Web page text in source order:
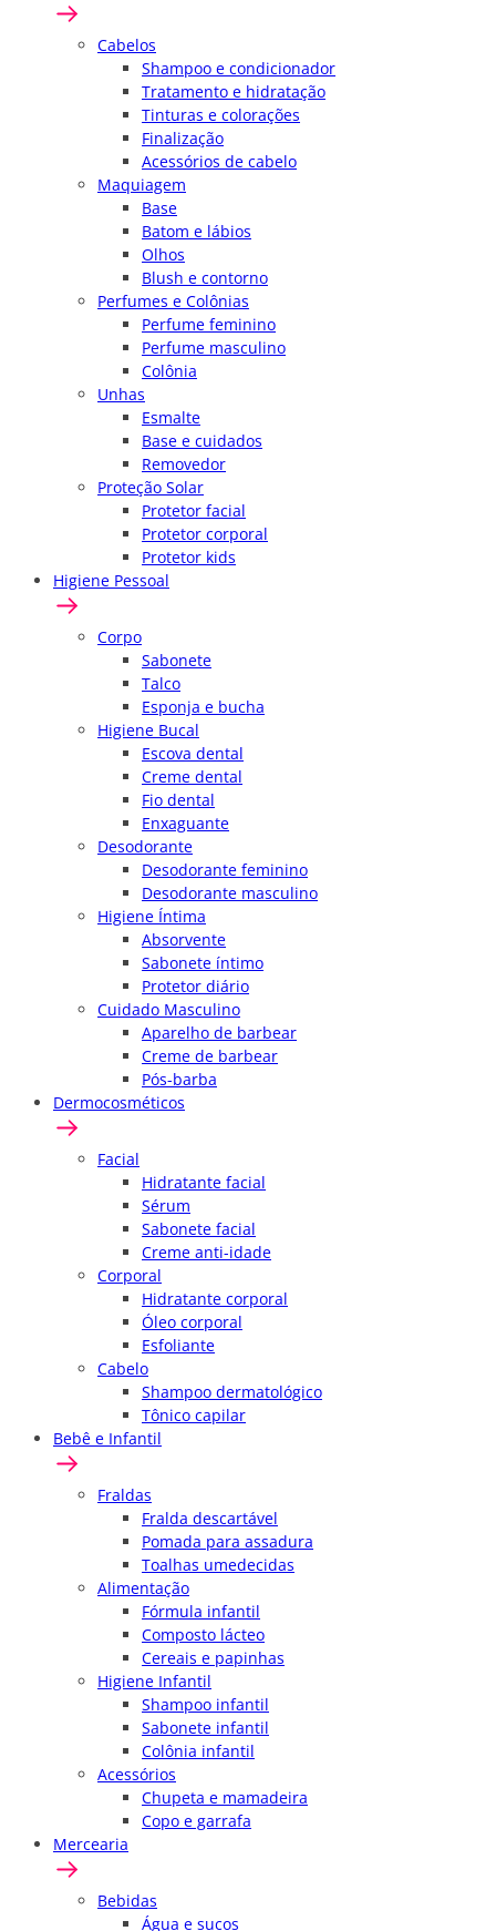
Cabelos
Shampoo e condicionador
Tratamento e hidratação
Tinturas e colorações
Finalização
Acessórios de cabelo
Maquiagem
Base
Batom e lábios
Olhos
Blush e contorno
Perfumes e Colônias
Perfume feminino
Perfume masculino
Colônia
Unhas
Esmalte
Base e cuidados
Removedor
Proteção Solar
Protetor facial
Protetor corporal
Protetor kids
Higiene Pessoal
Corpo
Sabonete
Talco
Esponja e bucha
Higiene Bucal
Escova dental
Creme dental
Fio dental
Enxaguante
Desodorante
Desodorante feminino
Desodorante masculino
Higiene Íntima
Absorvente
Sabonete íntimo
Protetor diário
Cuidado Masculino
Aparelho de barbear
Creme de barbear
Pós-barba
Dermocosméticos
Facial
Hidratante facial
Sérum
Sabonete facial
Creme anti-idade
Corporal
Hidratante corporal
Óleo corporal
Esfoliante
Cabelo
Shampoo dermatológico
Tônico capilar
Bebê e Infantil
Fraldas
Fralda descartável
Pomada para assadura
Toalhas umedecidas
Alimentação
Fórmula infantil
Composto lácteo
Cereais e papinhas
Higiene Infantil
Shampoo infantil
Sabonete infantil
Colônia infantil
Acessórios
Chupeta e mamadeira
Copo e garrafa
Mercearia
Bebidas
Água e sucos